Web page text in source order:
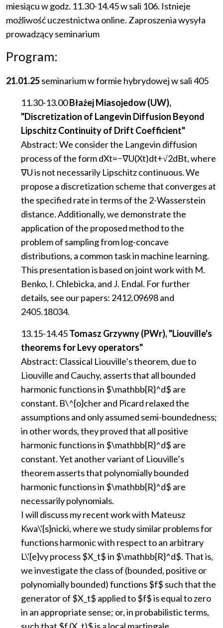
miesiącuwgodz. 11.30-14.45wsali 106. Istnieje
możliwośćuczestnictwa online. Zaproszeniawysyła
prowadzącyseminarium
Program:
21.01.25seminariumwformie hybrydowejwsali405
11.30-13.00Błażej Miasojedow (UW),
"Discretization of Langevin Diffusion Beyond
Lipschitz Continuity of Drift Coefficient"
Abstract: We consider the Langevin diffusion
process of the form dXt=−∇U(Xt)dt+√2dBt, where
∇U is not necessarily Lipschitz continuous. We
propose a discretization scheme that converges at
the specified rate in terms of the 2-Wasserstein
distance. Additionally, we demonstrate the
application of the proposed method to the
problem of sampling from log-concave
distributions, a common task in machine learning.
This presentation is based on joint work with M.
Benko, I. Chlebicka, and J. Endal. For further
details, see our papers: 2412.09698 and
2405.18034.
13.15-14.45Tomasz Grzywny (PWr), "Liouville's
theorems for Levy operators"
Abstract: Classical Liouville’s theorem, due to
Liouville and Cauchy, asserts that all bounded
harmonic functions in $\mathbb{R}^d$ are
constant. B\^{o}cher and Picard relaxed the
assumptions and only assumed semi-boundedness;
in other words, they proved that all positive
harmonic functions in $\mathbb{R}^d$ are
constant. Yet another variant of Liouville’s
theorem asserts that polynomially bounded
harmonic functions in $\mathbb{R}^d$ are
necessarily polynomials.
I will discuss my recent work with Mateusz
Kwa\'{s}nicki, where we study similar problems for
functions harmonic with respect to an arbitrary
L\'{e}vy process $X_t$ in $\mathbb{R}^d$. That is,
we investigate the class of (bounded, positive or
polynomially bounded) functions $f$ such that the
generator of $X_t$ applied to $f$ is equal to zero
in an appropriate sense; or, in probabilistic terms,